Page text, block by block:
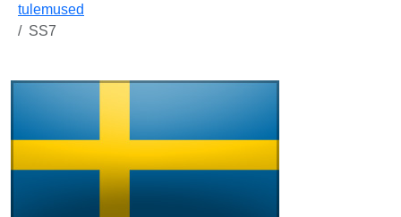
tulemused
SS7